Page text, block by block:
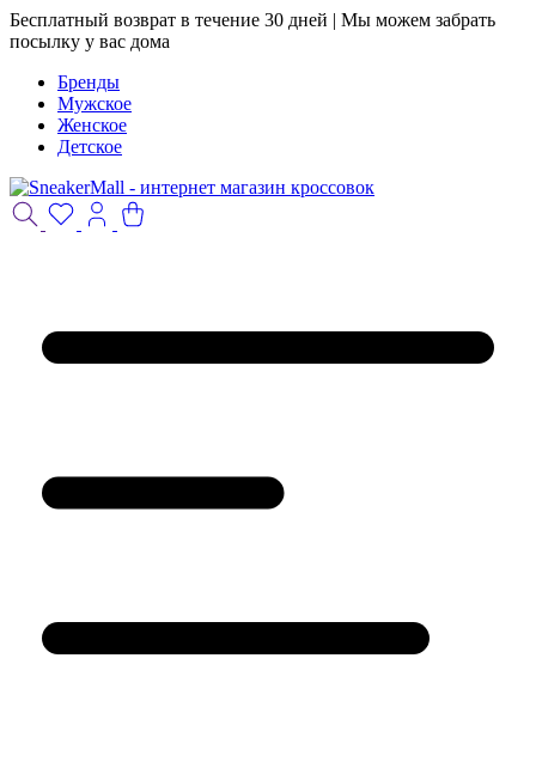
Бесплатный возврат в течение 30 дней | Мы можем забрать
посылку у вас дома
Бренды
Мужское
Женское
Детское